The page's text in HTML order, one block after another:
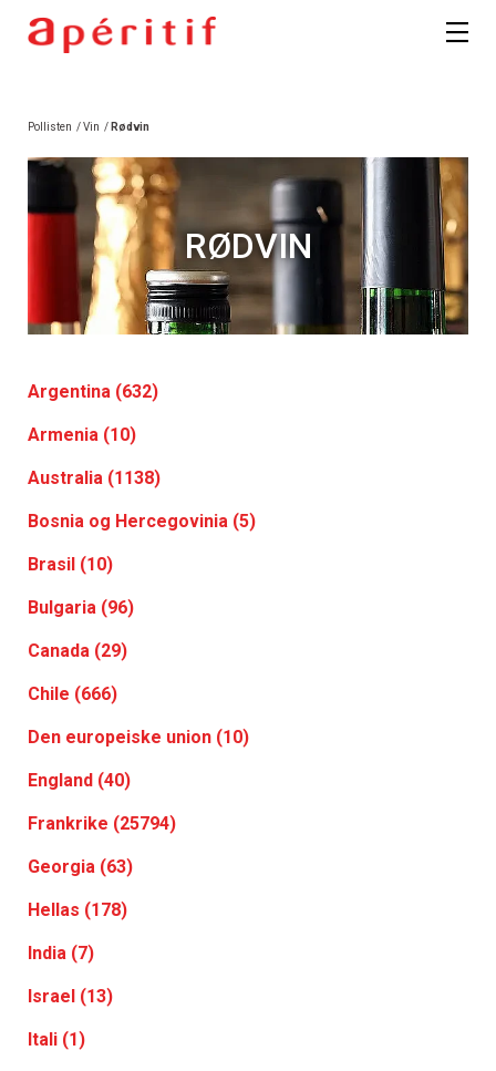
Pollisten /Vin / Rødvin
RØDVIN
Argentina (632)
Armenia (10)
Australia (1138)
Bosnia og Hercegovinia (5)
Brasil (10)
Bulgaria (96)
Canada (29)
Chile (666)
Den europeiske union (10)
England (40)
Frankrike (25794)
Georgia (63)
Hellas (178)
India (7)
Israel (13)
Itali (1)